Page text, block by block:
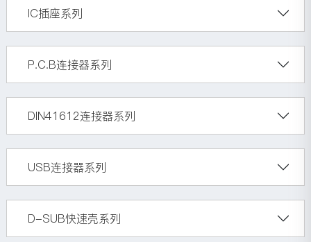
IC插座系列
P.C.B连接器系列
DIN41612连接器系列
USB连接器系列
D-SUB快速壳系列